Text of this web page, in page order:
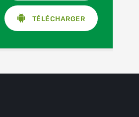
TÉLÉCHARGER